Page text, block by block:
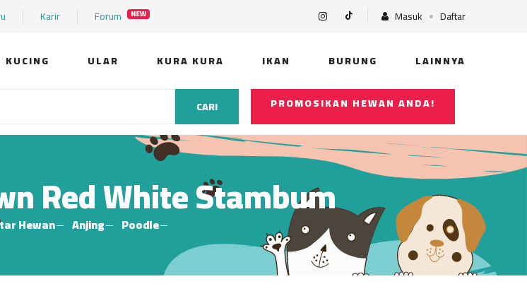
Karir Forum NEW Masuk Daftar
KUCING ULAR KURA KURA IKAN BURUNG LAINNYA
CARI PROMOSIKAN HEWAN ANDA!
Red White Stambum
Hewan Anjing Poodle